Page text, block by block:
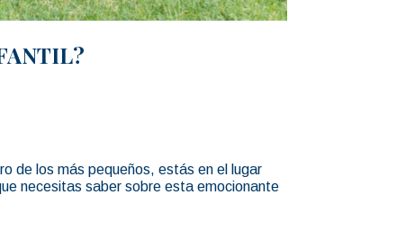
de los más pequeños, estás en el lugar
necesitas saber sobre esta emocionante